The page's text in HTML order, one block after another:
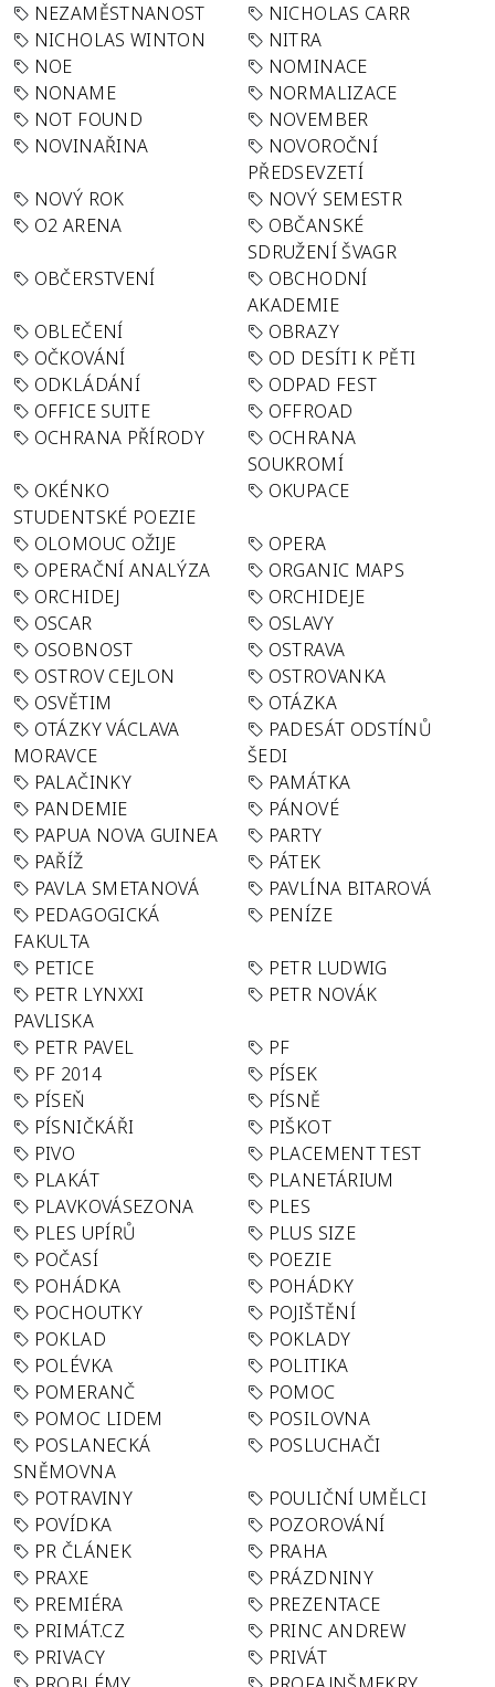
NEZAMĚSTNANOST
NICHOLAS CARR
NICHOLAS WINTON
NITRA
NOE
NOMINACE
NONAME
NORMALIZACE
NOT FOUND
NOVEMBER
NOVINAŘINA
NOVOROČNÍ
PŘEDSEVZETÍ
NOVÝ ROK
NOVÝ SEMESTR
O2 ARENA
OBČANSKÉ
SDRUŽENÍ ŠVAGR
OBČERSTVENÍ
OBCHODNÍ
AKADEMIE
OBLEČENÍ
OBRAZY
OČKOVÁNÍ
OD DESÍTI K PĚTI
ODKLÁDÁNÍ
ODPAD FEST
OFFICE SUITE
OFFROAD
OCHRANA PŘÍRODY
OCHRANA
SOUKROMÍ
OKÉNKO
STUDENTSKÉ POEZIE
OKUPACE
OLOMOUC OŽIJE
OPERA
OPERAČNÍ ANALÝZA
ORGANIC MAPS
ORCHIDEJ
ORCHIDEJE
OSCAR
OSLAVY
OSOBNOST
OSTRAVA
OSTROV CEJLON
OSTROVANKA
OSVĚTIM
OTÁZKA
OTÁZKY VÁCLAVA
MORAVCE
PADESÁT ODSTÍNŮ
ŠEDI
PALAČINKY
PAMÁTKA
PANDEMIE
PÁNOVÉ
PAPUA NOVA GUINEA
PARTY
PAŘÍŽ
PÁTEK
PAVLA SMETANOVÁ
PAVLÍNA BITAROVÁ
PEDAGOGICKÁ
FAKULTA
PENÍZE
PETICE
PETR LUDWIG
PETR LYNXXI
PAVLISKA
PETR NOVÁK
PETR PAVEL
PF
PF 2014
PÍSEK
PÍSEŇ
PÍSNĚ
PÍSNIČKÁŘI
PIŠKOT
PIVO
PLACEMENT TEST
PLAKÁT
PLANETÁRIUM
PLAVKOVÁSEZONA
PLES
PLES UPÍRŮ
PLUS SIZE
POČASÍ
POEZIE
POHÁDKA
POHÁDKY
POCHOUTKY
POJIŠTĚNÍ
POKLAD
POKLADY
POLÉVKA
POLITIKA
POMERANČ
POMOC
POMOC LIDEM
POSILOVNA
POSLANECKÁ
SNĚMOVNA
POSLUCHAČI
POTRAVINY
POULIČNÍ UMĚLCI
POVÍDKA
POZOROVÁNÍ
PR ČLÁNEK
PRAHA
PRAXE
PRÁZDNINY
PREMIÉRA
PREZENTACE
PRIMÁT.CZ
PRINC ANDREW
PRIVACY
PRIVÁT